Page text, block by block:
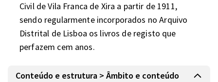
Civil de Vila Franca de Xira a partir de 1911,
sendo regularmente incorporados no Arquivo
Distrital de Lisboa os livros de registo que
perfazem cem anos.
Conteúdo e estrutura > Âmbito e conteúdo